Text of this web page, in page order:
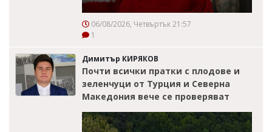
06/08/2026, Четвъртък 21:57
1
Димитър КИРЯКОВ
Почти всички пратки с плодове и
зеленчуци от Турция и Северна
Македония вече се проверяват